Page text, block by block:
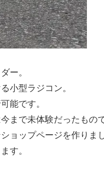
ー。
小型ラジコン。
能です。
まで未体験だったもの
ョップページを作りまし
す。